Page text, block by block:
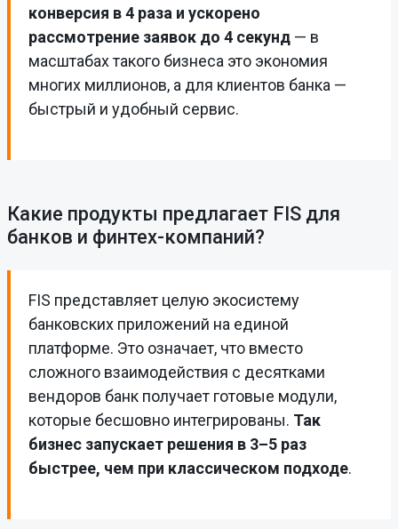
конверсия в 4 раза и ускорено
рассмотрение заявок до 4 секунд — в
масштабах такого бизнеса это экономия
многих миллионов, а для клиентов банка —
быстрый и удобный сервис.
Какие продукты предлагает FIS для
банков и финтех-компаний?
FIS представляет целую экосистему
банковских приложений на единой
платформе. Это означает, что вместо
сложного взаимодействия с десятками
вендоров банк получает готовые модули,
которые бесшовно интегрированы. Так
бизнес запускает решения в 3–5 раз
быстрее, чем при классическом подходе.